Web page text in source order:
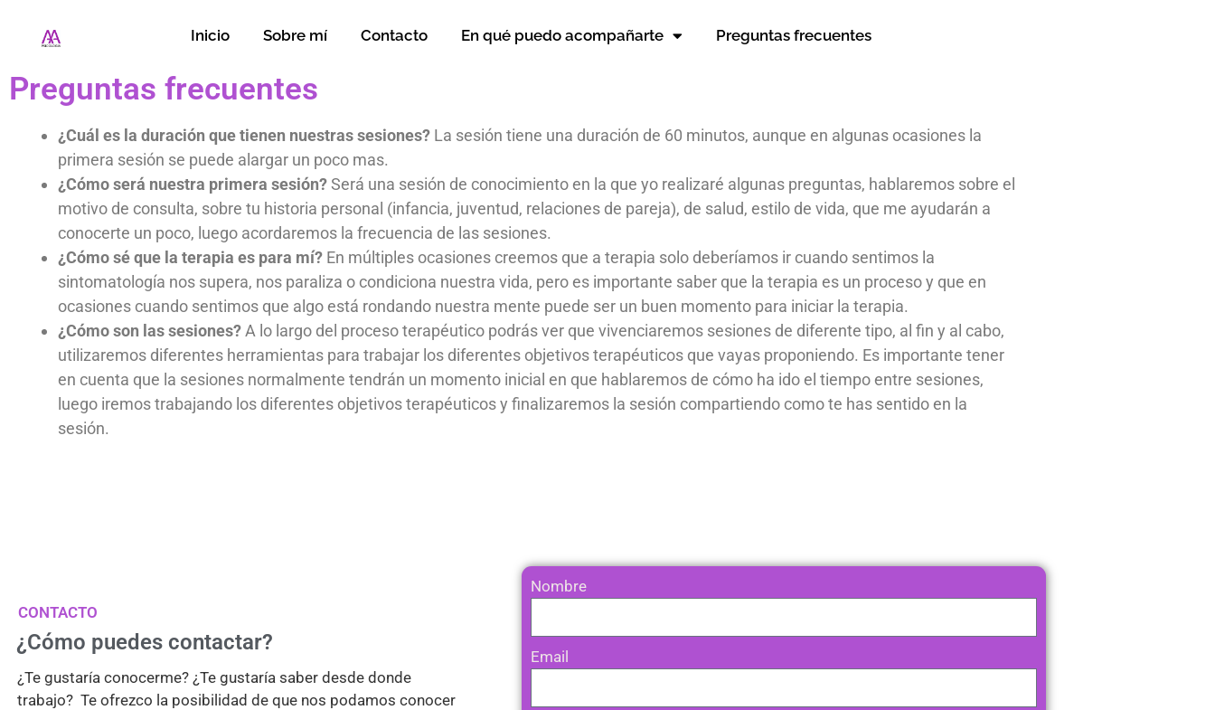
Inicio Sobre mí Contacto En qué puedo acompañarte Preguntas frecuentes
Preguntas frecuentes
¿Cuál es la duración que tienen nuestras sesiones? La sesión tiene una duración de 60 minutos, aunque en algunas ocasiones la
primera sesión se puede alargar un poco mas.
¿Cómo será nuestra primera sesión?Será una sesión de conocimiento en la que yo realizaré algunas preguntas, hablaremos sobre el
motivo de consulta, sobre tu historia personal (infancia, juventud, relaciones de pareja), de salud, estilo de vida, que me ayudarán a
conocerte un poco, luego acordaremos la frecuencia de las sesiones.
¿Cómo sé que la terapia es para mí? En múltiples ocasiones creemos que a terapia solo deberíamos ir cuando sentimos la
sintomatología nos supera, nos paraliza o condiciona nuestra vida, pero es importante saber que la terapia es un proceso y que en
ocasiones cuando sentimos que algo está rondando nuestra mente puede ser un buen momento para iniciar la terapia.
¿Cómo son las sesiones?A lo largo del proceso terapéutico podrás ver que vivenciaremos sesiones de diferente tipo, al fin y al cabo,
utilizaremos diferentes herramientas para trabajar los diferentes objetivos terapéuticos que vayas proponiendo. Es importante tener
en cuenta que la sesiones normalmente tendrán un momento inicial en que hablaremos de cómo ha ido el tiempo entre sesiones,
luego iremos trabajando los diferentes objetivos terapéuticos y finalizaremos la sesión compartiendo como te has sentido en la
sesión.
¿Te gustaría conocerme? ¿Te gustaría saber desde donde
trabajo? Te ofrezco la posibilidad de que nos podamos conocer
CONTACTO
¿Cómo puedes contactar?
Nombre
Email